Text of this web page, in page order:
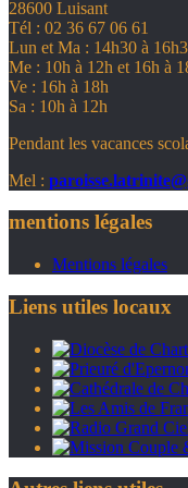
28600 Luisant
Tél : 02 36 67 06 61
Lun et Ma : 14h30 à
Me : 10h à 12h et 16h à
Ve : 16h à 18h
Sa : 10h à 12h
Pendant les vacances
Mel :
mentions légales
Mentions légales
Liens utiles locaux